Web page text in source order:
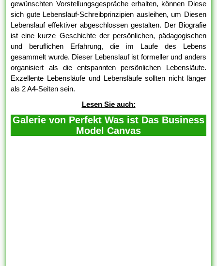
gewünschten Vorstellungsgespräche erhalten, können Diese
sich gute Lebenslauf-Schreibprinzipien ausleihen, um Diesen
Lebenslauf effektiver abgeschlossen gestalten. Der Biografie
ist eine kurze Geschichte der persönlichen, pädagogischen
und beruflichen Erfahrung, die im Laufe des Lebens
gesammelt wurde. Dieser Lebenslauf ist formeller und anders
organisiert als die entspannten persönlichen Lebensläufe.
Exzellente Lebensläufe und Lebensläufe sollten nicht länger
als 2 A4-Seiten sein.
Lesen Sie auch:
Galerie von Perfekt Was ist Das Business
Model Canvas